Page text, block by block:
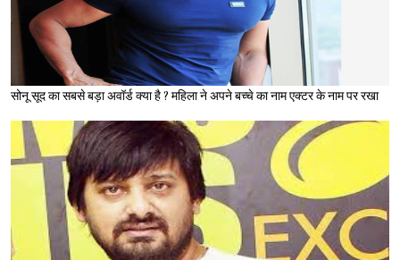
सोनू सूद का सबसे बड़ा अवॉर्ड क्या है ? महिला ने अपने बच्चे का नाम एक्टर के नाम पर रखा